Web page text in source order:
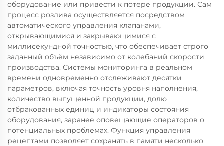
оборудование или привести к потере продукции. Сам
процесс розлива осуществляется посредством
автоматического управления клапанами,
открывающимися и закрывающимися с
миллисекундной точностью, что обеспечивает строго
заданный объём независимо от колебаний скорости
производства. Системы мониторинга в реальном
времени одновременно отслеживают десятки
параметров, включая точность уровня наполнения,
количество выпущенной продукции, долю
отбракованных единиц и индикаторы состояния
оборудования, заранее оповещающие операторов о
потенциальных проблемах. Функция управления
рецептами позволяет сохранять в памяти несколько